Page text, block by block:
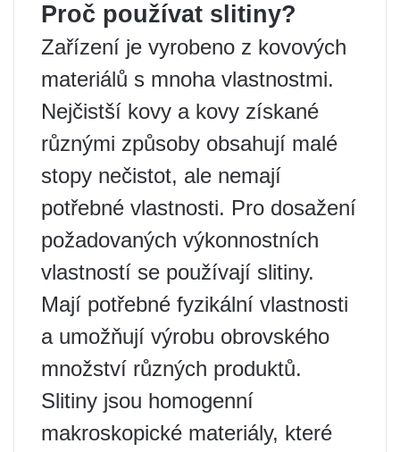
Proč používat slitiny?
Zařízení je vyrobeno z kovových
materiálů s mnoha vlastnostmi.
Nejčistší kovy a kovy získané
různými způsoby obsahují malé
stopy nečistot, ale nemají
potřebné vlastnosti. Pro dosažení
požadovaných výkonnostních
vlastností se používají slitiny.
Mají potřebné fyzikální vlastnosti
a umožňují výrobu obrovského
množství různých produktů.
Slitiny jsou homogenní
makroskopické materiály, které